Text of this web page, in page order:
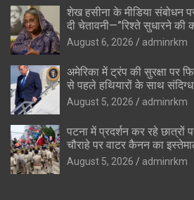
शेख हसीना के मीडिया संबोधन
दी चेतावनी—”रिश्ते सुधारने की
August 6, 2026 adminrkm
अमेरिका में ट्रंप की सुरक्षा पर
से पहले हथियारों के साथ
August 5, 2026 adminrkm
पटना में प्रदर्शन कर रहे
चौराहे पर वाटर कैनन का
August 5, 2026 adminrkm